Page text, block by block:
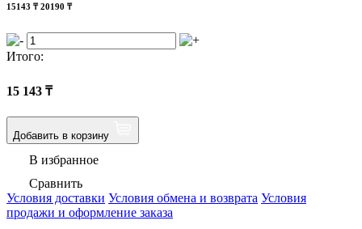
15143 ₸ 20190 ₸
Итого:
15 143 ₸
Добавить в корзину
В избранное
Сравнить
Условия доставки Условия обмена и возврата Условия
продажи и оформление заказа